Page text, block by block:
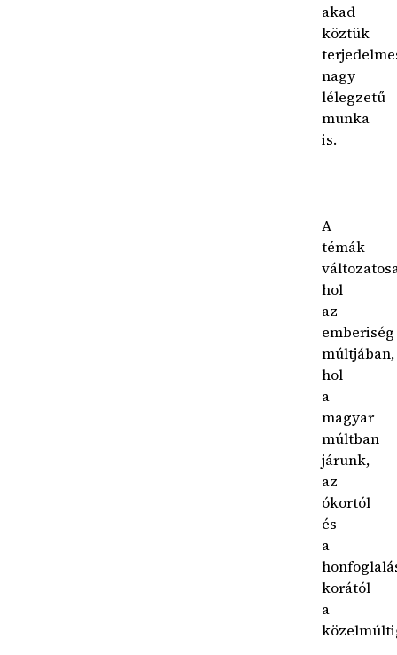
akad
köztük
nagy
lélegzetű
munka
is.
A
témák
hol
az
emberiség
múltjában,
hol
a
magyar
múltban
járunk,
az
ókortól
és
a
korától
a